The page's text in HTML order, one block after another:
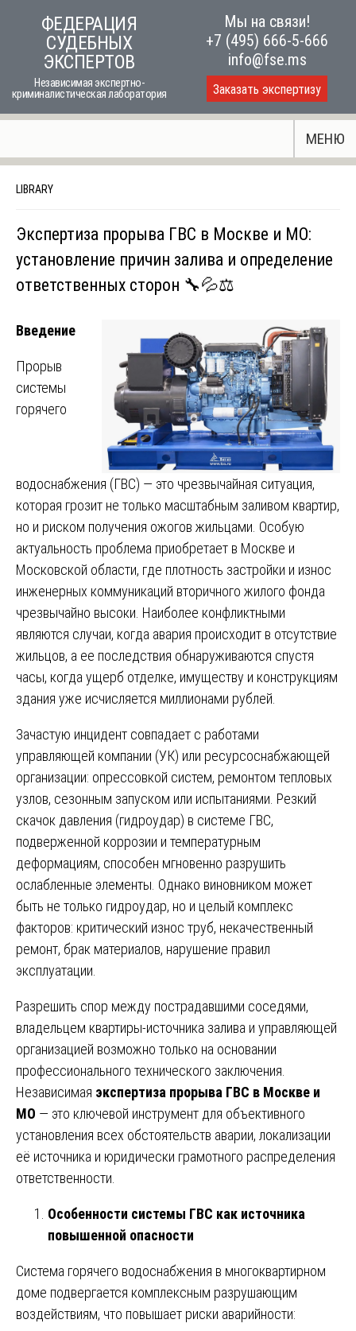
ФЕДЕРАЦИЯ
СУДЕБНЫХ
ЭКСПЕРТОВ
Независимая экспертно-
криминалистическая лаборатория
Мы на связи!
+7 (495) 666-5-666
info@fse.ms
Заказать экспертизу
МЕНЮ
LIBRARY
Экспертиза прорыва ГВС в Москве и МО:
установление причин залива и определение
ответственных сторон 🔧💦⚖️
Введение
Прорыв
системы
горячего
водоснабжения (ГВС) — это чрезвычайная ситуация,
которая грозит не только масштабным заливом квартир,
но и риском получения ожогов жильцами. Особую
актуальность проблема приобретает в Москве и
Московской области, где плотность застройки и износ
инженерных коммуникаций вторичного жилого фонда
чрезвычайно высоки. Наиболее конфликтными
являются случаи, когда авария происходит в отсутствие
жильцов, а ее последствия обнаруживаются спустя
часы, когда ущерб отделке, имуществу и конструкциям
здания уже исчисляется миллионами рублей.
Зачастую инцидент совпадает с работами
управляющей компании (УК) или ресурсоснабжающей
организации: опрессовкой систем, ремонтом тепловых
узлов, сезонным запуском или испытаниями. Резкий
скачок давления (гидроудар) в системе ГВС,
подверженной коррозии и температурным
деформациям, способен мгновенно разрушить
ослабленные элементы. Однако виновником может
быть не только гидроудар, но и целый комплекс
факторов: критический износ труб, некачественный
ремонт, брак материалов, нарушение правил
эксплуатации.
Разрешить спор между пострадавшими соседями,
владельцем квартиры-источника залива и управляющей
организацией возможно только на основании
профессионального технического заключения.
Независимая экспертиза прорыва ГВС в Москве и
МО — это ключевой инструмент для объективного
установления всех обстоятельств аварии, локализации
её источника и юридически грамотного распределения
ответственности.
Особенности системы ГВС как источника
повышенной опасности
Система горячего водоснабжения в многоквартирном
доме подвергается комплексным разрушающим
воздействиям, что повышает риски аварийности: